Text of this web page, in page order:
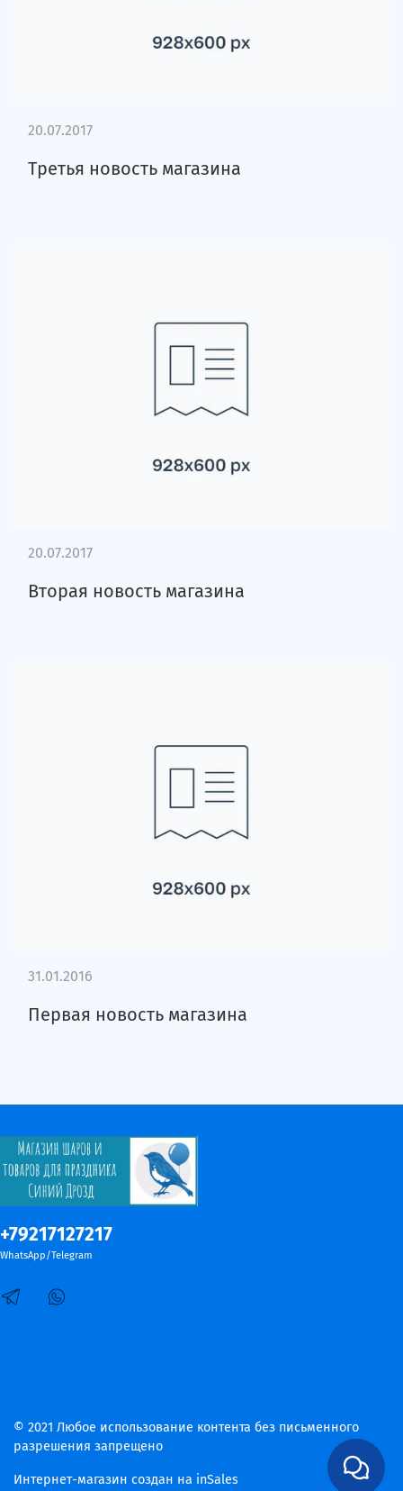
Третья новость магазина
20.07.2017
Вторая новость магазина
20.07.2017
Первая новость магазина
31.01.2016
+79217127217
WhatsApp/Telegram
© 2021 Любое использование контента без письменного
разрешения запрещено
Интернет-магазин создан на inSales